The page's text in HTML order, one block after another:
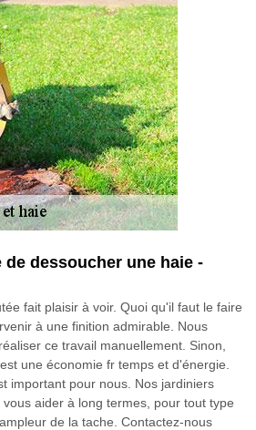
de dessoucher une haie -
fait plaisir à voir. Quoi qu'il faut le faire
à une finition admirable. Nous
ce travail manuellement. Sinon,
une économie fr temps et d'énergie.
important pour nous. Nos jardiniers
aider à long termes, pour tout type
de la tache. Contactez-nous